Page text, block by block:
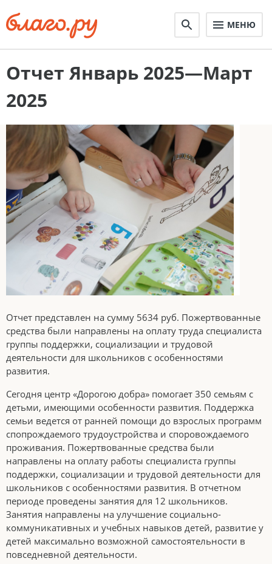
МЕНЮ
Отчет Январь 2025—Март
2025
Отчет представлен на сумму 5634 руб. Пожертвованные
средства были направлены на оплату труда специалиста
группы поддержки, социализации и трудовой
деятельности для школьников с особенностями
развития.
Сегодня центр «Дорогою добра» помогает 350 семьям с
детьми, имеющими особенности развития. Поддержка
семьи ведется от ранней помощи до взрослых программ
спопрождаемого трудоустройства и споровождаемого
проживания. Пожертвованные средства были
направлены на оплату работы специалиста группы
поддержки, социализации и трудовой деятельности для
школьников с особенностями развития. В отчетном
периоде проведены занятия для 12 школьников.
Занятия направлены на улучшение социально-
коммуникативных и учебных навыков детей, развитие у
детей максимально возможной самостоятельности в
повседневной деятельности.